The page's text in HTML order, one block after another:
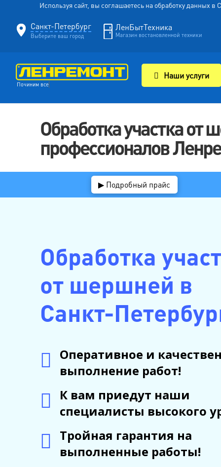
Используя сайт, вы соглашаетесь на обработку данных
Санкт-Петербург
Выберите ваш город
ЛенБытТехника
Магазин востановленной техники
Починим все, что
Наши услуги
Обработка участка
профессионалов
▶ Подробный прайс
Обработка
от шершней в
Санкт-
Оперативное и
выполнение работ!
К вам приедут наши
специалисты высокого
Тройная гарантия на
выполненные работы!